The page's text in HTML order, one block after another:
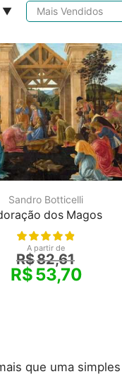
▼
Sandro Botticelli
dos Magos
A partir de
R$82,61
R$53,70
que uma